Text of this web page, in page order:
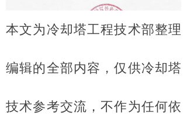
本文为冷却塔工程技术部整理
编辑的全部内容，仅供冷却塔
技术参考交流，不作为任何依